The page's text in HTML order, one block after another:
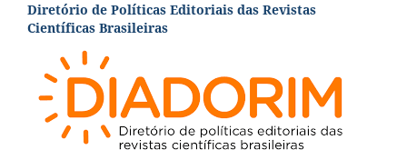
Diretório de Políticas Editoriais das Revistas
Científicas Brasileiras